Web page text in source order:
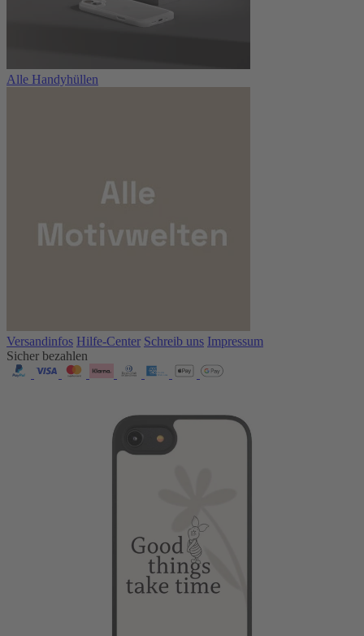
Alle Handyhüllen
Versandinfos Hilfe-Center Schreib uns Impressum
Sicher bezahlen